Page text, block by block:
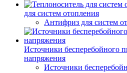
для систем отопления
Антифриз для систем
Источники бесперебойного
напряжения
Источники